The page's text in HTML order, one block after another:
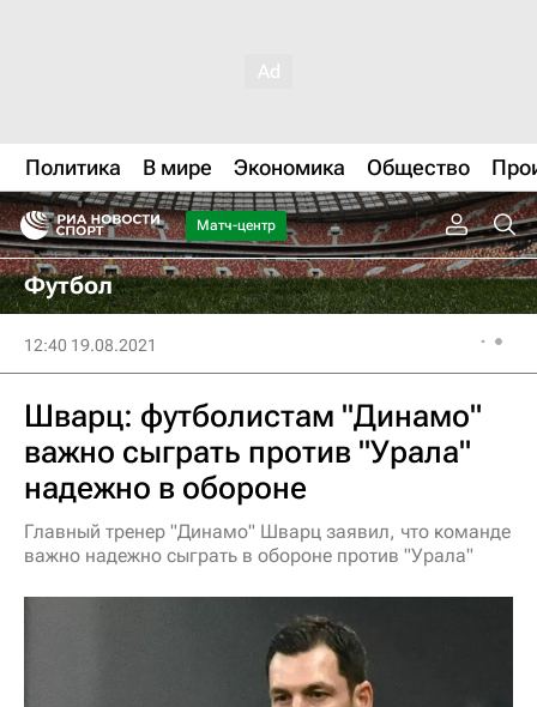
Политика В мире Экономика Общество
Матч-центр
Футбол
12:40 19.08.2021
Шварц: футболистам "Динамо"
важно сыграть против "Урала"
надежно в обороне
Главный тренер "Динамо" Шварц заявил, что команде
важно надежно сыграть в обороне против "Урала"